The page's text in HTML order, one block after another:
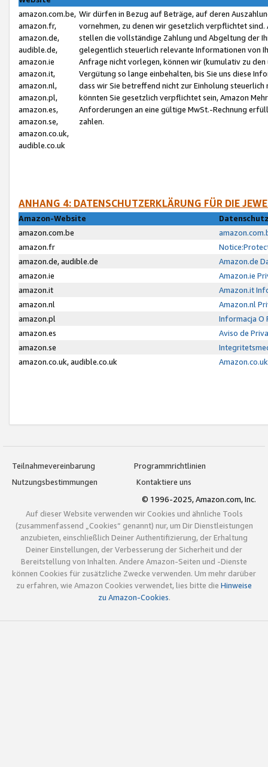
amazon.com.be,
amazon.fr,
amazon.de,
audible.de,
amazon.ie
amazon.it,
amazon.nl,
amazon.pl,
amazon.es,
amazon.se,
amazon.co.uk,
audible.co.uk
Wir dürfen in Bezug auf Beträge, auf deren
vornehmen, zu denen wir gesetzlich verpflichtet
stellen die vollständige Zahlung und Abgeltung der
gelegentlich steuerlich relevante Informationen von
Anfrage nicht vorlegen, können wir (kumulativ zu
Vergütung so lange einbehalten, bis Sie uns diese
dass wir Sie betreffend nicht zur Einholung
könnten Sie gesetzlich verpflichtet sein, Amazon
Anforderungen an eine gültige MwSt.-Rechnung
zahlen.
ANHANG 4: DATENSCHUTZERKLÄRUNG FÜR DIE
Amazon-Website
amazon.com.be
amazon.fr
amazon.de, audible.de
Amazon.de
amazon.ie
Amazon.ie
amazon.it
Amazon.it
amazon.nl
Amazon.nl
amazon.pl
Informacja O
amazon.es
Aviso de
amazon.se
amazon.co.uk, audible.co.uk
Teilnahmevereinbarung
Programmrichtlinien
Nutzungsbestimmungen
Kontaktiere uns
© 1996-2025, Amazon.com, Inc.
Auf dieser Website verwenden wir Cookies und ähnliche Tools
(zusammenfassend „Cookies“ genannt) nur, um Dir Dienstleistungen
anzubieten, einschließlich Deiner Authentifizierung, der Erhaltung
Deiner Einstellungen, der Verbesserung der Sicherheit und der
Bereitstellung von Inhalten. Andere Amazon-Seiten und -Dienste
können Cookies für zusätzliche Zwecke verwenden. Um mehr darüber
zu erfahren, wie Amazon Cookies verwendet, lies bitte die Hinweise
zu Amazon-Cookies.